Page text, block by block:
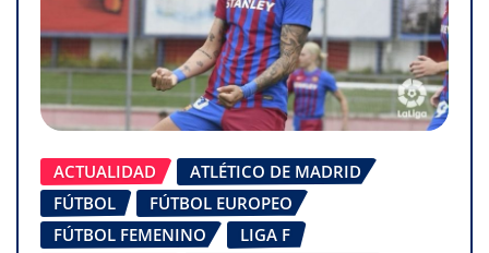
ACTUALIDAD
ATLÉTICO DE MADRID
FÚTBOL
FÚTBOL EUROPEO
FÚTBOL FEMENINO
LIGA F